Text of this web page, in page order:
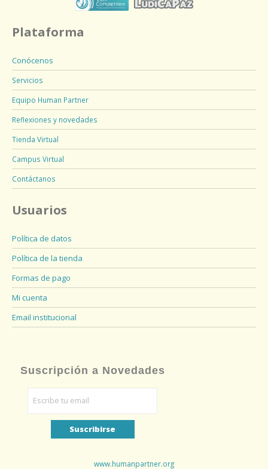
Plataforma
Conócenos
Servicios
Equipo Human Partner
Reflexiones y novedades
Tienda Virtual
Campus Virtual
Contáctanos
Usuarios
Política de datos
Política de la tienda
Formas de pago
Mi cuenta
Email institucional
Suscripción a Novedades
www.humanpartner.org